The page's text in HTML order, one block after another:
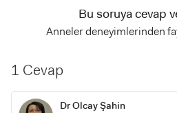
Bu soruya cevap
Anneler deneyimlerinden
1 Cevap
Dr Olcay Şahin